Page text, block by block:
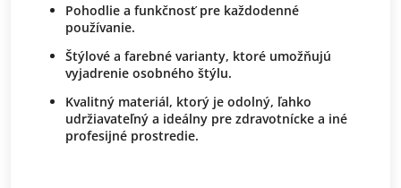
Pohodlie a funkčnosť pre každodenné
používanie.
Štýlové a farebné varianty, ktoré umožňujú
vyjadrenie osobného štýlu.
Kvalitný materiál, ktorý je odolný, ľahko
udržiavateľný a ideálny pre zdravotnícke a iné
profesijné prostredie.